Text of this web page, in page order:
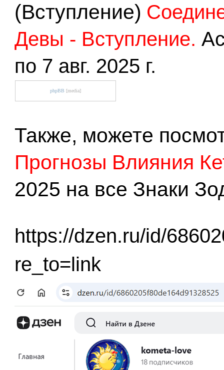
(Вступление)
Девы - Вступление.
по 7 авг. 2025 г.
phpBB [media]
Также, можете
Прогнозы Влияния
2025 на все Знаки
https://dzen.ru/id/
re_to=link